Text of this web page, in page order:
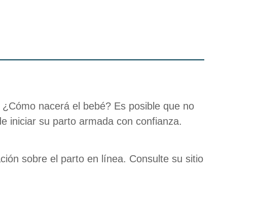
nacerá el bebé? Es posible que no
iniciar su parto armada con confianza.
sobre el parto en línea. Consulte su sitio